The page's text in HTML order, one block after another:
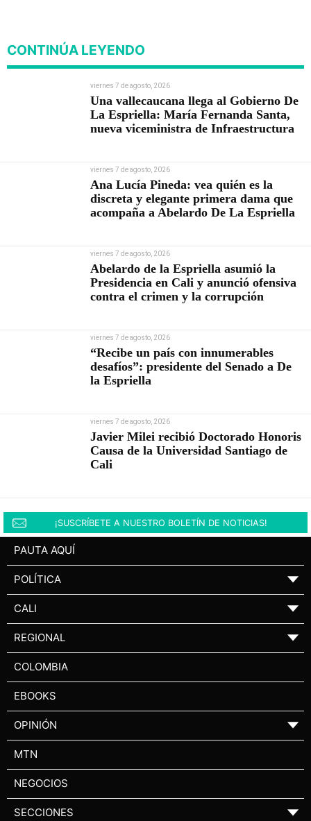
CONTINÚA LEYENDO
viernes 7 de agosto, 2026
Una vallecaucana llega al Gobierno De
La Espriella: María Fernanda Santa,
nueva viceministra de Infraestructura
viernes 7 de agosto, 2026
Ana Lucía Pineda: vea quién es la
discreta y elegante primera dama que
acompaña a Abelardo De La Espriella
viernes 7 de agosto, 2026
Abelardo de la Espriella asumió la
Presidencia en Cali y anunció ofensiva
contra el crimen y la corrupción
viernes 7 de agosto, 2026
“Recibe un país con innumerables
desafíos”: presidente del Senado a De
la Espriella
viernes 7 de agosto, 2026
Javier Milei recibió Doctorado Honoris
Causa de la Universidad Santiago de
Cali
¡SUSCRÍBETE A NUESTRO BOLETÍN DE NOTICIAS!
PAUTA AQUÍ
POLÍTICA ▼
CALI ▼
REGIONAL ▼
COLOMBIA
EBOOKS
OPINIÓN ▼
MTN
NEGOCIOS
SECCIONES ▼